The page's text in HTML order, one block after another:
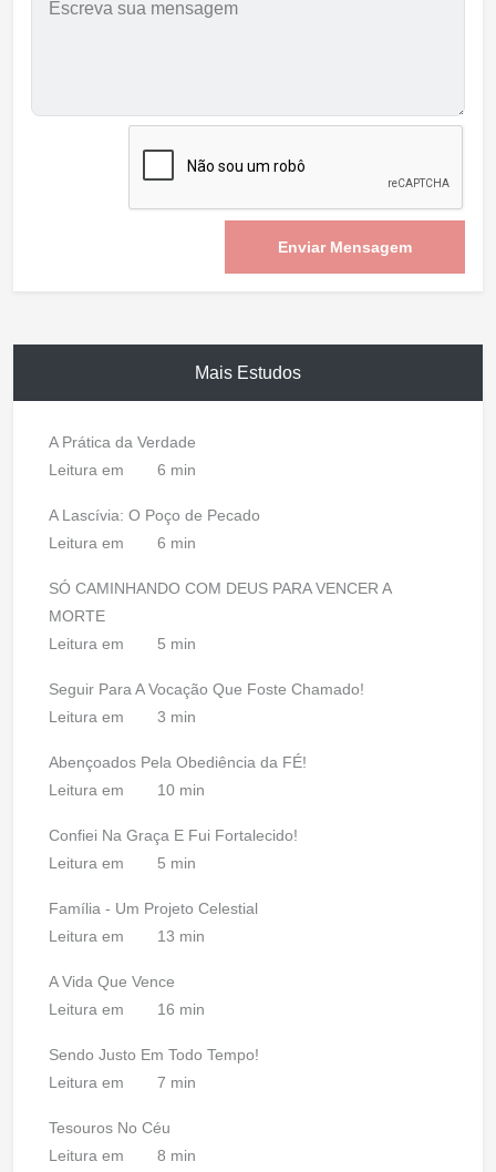
Enviar Mensagem
Mais Estudos
A Prática da Verdade
Leitura em
6 min
A Lascívia: O Poço de Pecado
Leitura em
6 min
SÓ CAMINHANDO COM DEUS PARA VENCER A
MORTE
Leitura em
5 min
Seguir Para A Vocação Que Foste Chamado!
Leitura em
3 min
Abençoados Pela Obediência da FÉ!
Leitura em
10 min
Confiei Na Graça E Fui Fortalecido!
Leitura em
5 min
Família - Um Projeto Celestial
Leitura em
13 min
A Vida Que Vence
Leitura em
16 min
Sendo Justo Em Todo Tempo!
Leitura em
7 min
Tesouros No Céu
Leitura em
8 min